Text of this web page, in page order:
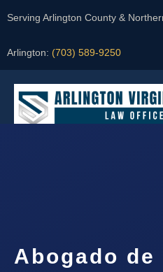
Serving Arlington County &
Arlington: (703) 589-9250
Abogado de